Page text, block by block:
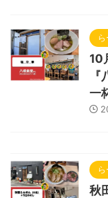
10
一
秋